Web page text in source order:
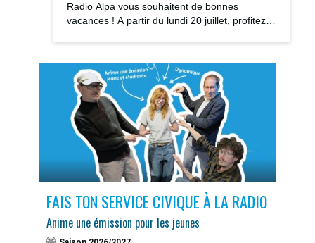
Radio Alpa vous souhaitent de bonnes
vacances ! A partir du lundi 20 juillet, profitez
FAIS TON SERVICE CIVIQUE À LA RADIO
Anime une émission pour les jeunes